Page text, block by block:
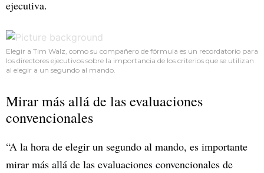
ejecutiva.
Elegir a Tim Walz, como su compañero de fórmula es un recordatorio para
los directores ejecutivos sobre la importancia de los criterios que se utilizan
al elegir a un segundo al mando.
Mirar más allá de las evaluaciones
convencionales
“A la hora de elegir un segundo al mando, es importante
mirar más allá de las evaluaciones convencionales de